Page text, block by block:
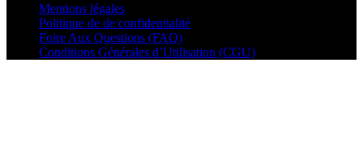
Mentions légales
Politique de de confidentialité
Foire Aux Questions (FAQ)
Conditions Générales d’Utilisation (CGU)